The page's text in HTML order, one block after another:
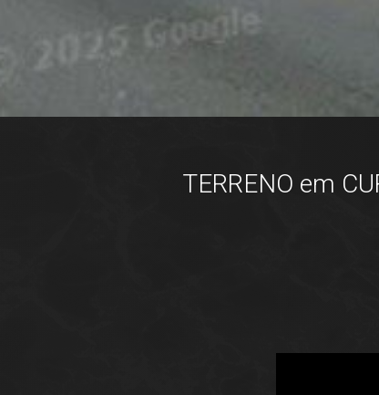
TERRENO em